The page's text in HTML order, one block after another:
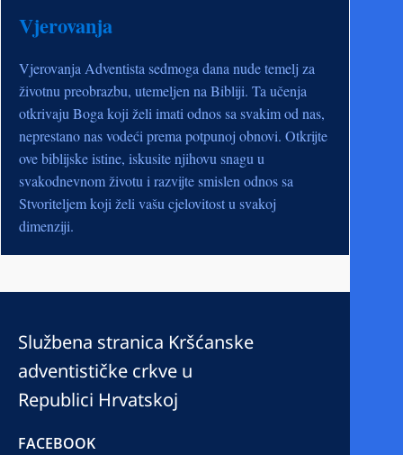
Vjerovanja
Vjerovanja Adventista sedmoga dana nude temelj za
životnu preobrazbu, utemeljen na Bibliji. Ta učenja
otkrivaju Boga koji želi imati odnos sa svakim od nas,
neprestano nas vodeći prema potpunoj obnovi. Otkrijte
ove biblijske istine, iskusite njihovu snagu u
svakodnevnom životu i razvijte smislen odnos sa
Stvoriteljem koji želi vašu cjelovitost u svakoj
dimenziji.
Službena stranica Kršćanske
adventističke crkve u
Republici Hrvatskoj
FACEBOOK